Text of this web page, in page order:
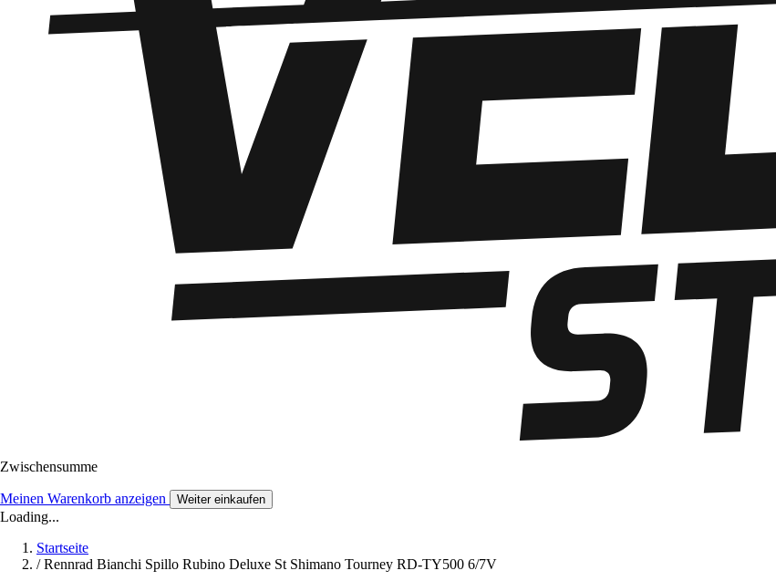
Zwischensumme
Meinen Warenkorb anzeigen Weiter einkaufen
Loading...
Startseite
/ Rennrad Bianchi Spillo Rubino Deluxe St Shimano Tourney RD-TY500 6/7V